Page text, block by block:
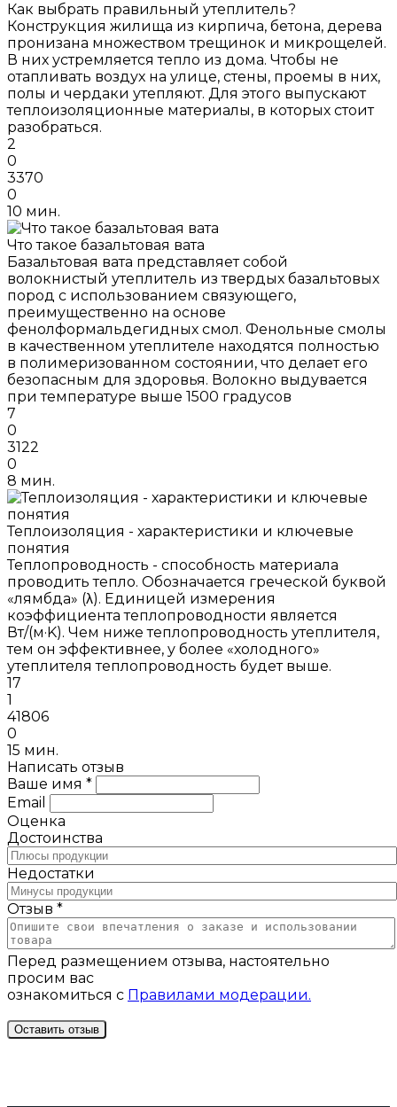
Как выбрать правильный утеплитель?
Конструкция жилища из кирпича, бетона, дерева
пронизана множеством трещинок и микрощелей.
В них устремляется тепло из дома. Чтобы не
отапливать воздух на улице, стены, проемы в них,
полы и чердаки утепляют. Для этого выпускают
теплоизоляционные материалы, в которых стоит
разобраться.
2
0
3370
0
10 мин.
Что такое базальтовая вата
Базальтовая вата представляет собой
волокнистый утеплитель из твердых базальтовых
пород с использованием связующего,
преимущественно на основе
фенолформальдегидных смол. Фенольные смолы
в качественном утеплителе находятся полностью
в полимеризованном состоянии, что делает его
безопасным для здоровья. Волокно выдувается
при температуре выше 1500 градусов
7
0
3122
0
8 мин.
Теплоизоляция - характеристики и ключевые
понятия
Теплопроводность - способность материала
проводить тепло. Обозначается греческой буквой
«лямбда» (λ). Единицей измерения
коэффициента теплопроводности является
Вт/(м·K). Чем ниже теплопроводность утеплителя,
тем он эффективнее, у более «холодного»
утеплителя теплопроводность будет выше.
17
1
41806
0
15 мин.
Написать отзыв
Ваше имя *
Email
Оценка
Достоинства
Недостатки
Отзыв *
Перед размещением отзыва, настоятельно
просим вас
ознакомиться с Правилами модерации.